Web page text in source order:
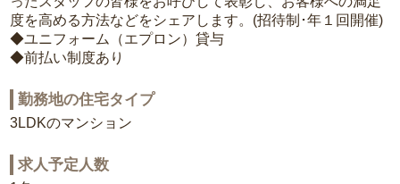
度を高める方法などをシェアします。(招待制･年１回開催)
◆ユニフォーム（エプロン）貸与
◆前払い制度あり
勤務地の住宅タイプ
3LDKのマンション
求人予定人数